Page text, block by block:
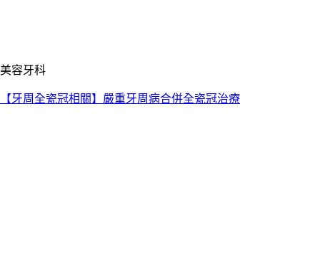
美容牙科
【牙周全瓷冠相關】嚴重牙周病合併全瓷冠治療